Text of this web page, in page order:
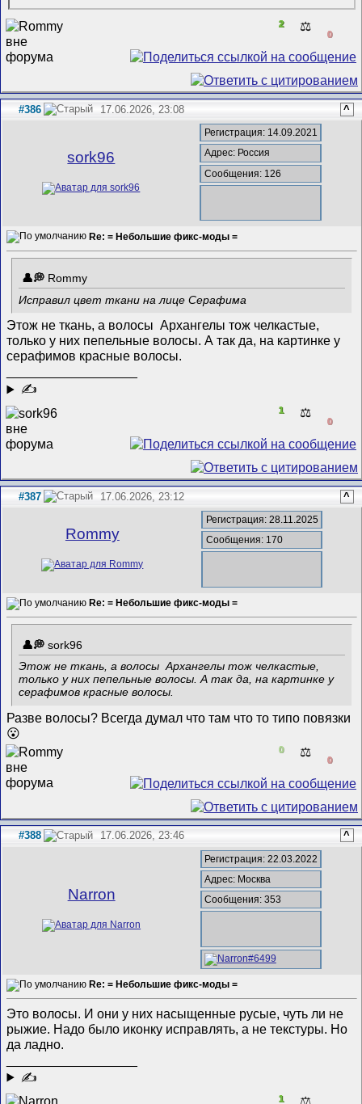
2 ⚖️
0
#386 17.06.2026, 23:08 ^
sork96
Регистрация: 14.09.2021
Адрес: Россия
Сообщения: 126
Re: = Небольшие фикс-моды =
Rommy
Исправил цвет ткани на лице Серафима
Этож не ткань, а волосы Архангелы тож челкастые,
только у них пепельные волосы. А так да, на картинке у
серафимов красные волосы.
✍
1 ⚖️
0
#387 17.06.2026, 23:12 ^
Rommy
Регистрация: 28.11.2025
Сообщения: 170
Re: = Небольшие фикс-моды =
sork96
Этож не ткань, а волосы Архангелы тож челкастые,
только у них пепельные волосы. А так да, на картинке у
серафимов красные волосы.
Разве волосы? Всегда думал что там что то типо повязки
😮
0 ⚖️
0
#388 17.06.2026, 23:46 ^
Narron
Регистрация: 22.03.2022
Адрес: Москва
Сообщения: 353
Re: = Небольшие фикс-моды =
Это волосы. И они у них насыщенные русые, чуть ли не
рыжие. Надо было иконку исправлять, а не текстуры. Но
да ладно.
✍
1 ⚖️